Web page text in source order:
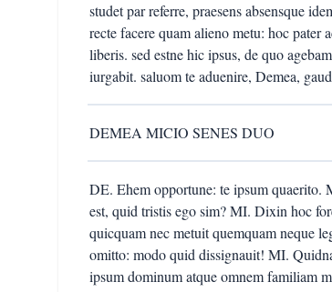
studet par referre, praesens absensque
recte facere quam alieno metu: hoc pater
liberis. sed estne hic ipsus, de quo
iurgabit. saluom te aduenire, Demea,
DEMEA MICIO SENES DUO
DE. Ehem opportune: te ipsum quaerito.
est, quid tristis ego sim? MI. Dixin hoc
quicquam nec metuit quemquam neque
omitto: modo quid dissignauit! MI.
ipsum dominum atque omnem familiam